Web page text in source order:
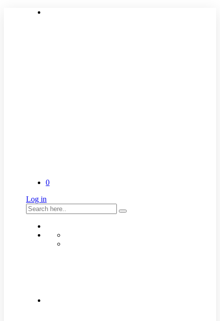
0
Log in